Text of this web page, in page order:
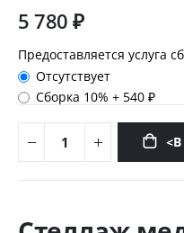
5 780 ₽
Предоставляется услуга
Отсутствует
Сборка 10%+ 540 ₽